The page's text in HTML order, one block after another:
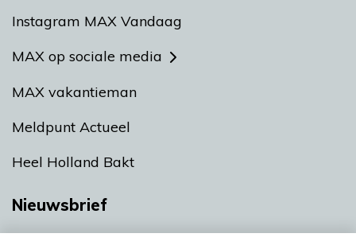
Instagram MAX Vandaag
MAX op sociale media
MAX vakantieman
Meldpunt Actueel
Heel Holland Bakt
Nieuwsbrief